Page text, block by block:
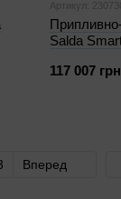
Артикул:
Salda
117 007 грн
Вперед